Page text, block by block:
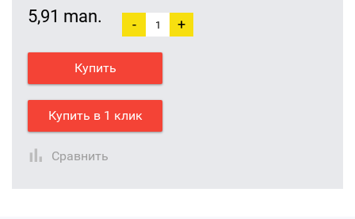
5,91 man. - +
Купить
Купить в 1 клик
Сравнить